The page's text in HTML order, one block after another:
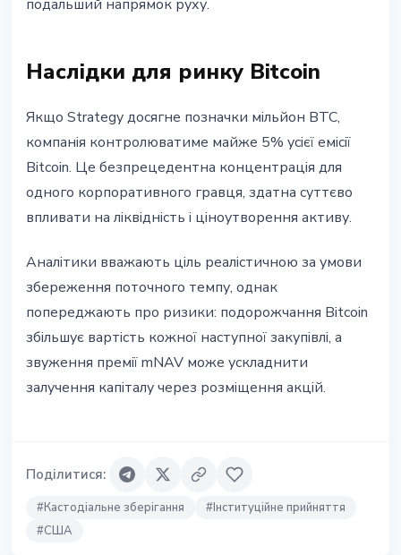
подальший напрямок руху.
Наслідки для ринку Bitcoin
Якщо Strategy досягне позначки мільйон BTC,
компанія контролюватиме майже 5% усієї емісії
Bitcoin. Це безпрецедентна концентрація для
одного корпоративного гравця, здатна суттєво
впливати на ліквідність і ціноутворення активу.
Аналітики вважають ціль реалістичною за умови
збереження поточного темпу, однак
попереджають про ризики: подорожчання Bitcoin
збільшує вартість кожної наступної закупівлі, а
звуження премії mNAV може ускладнити
залучення капіталу через розміщення акцій.
Поділитися:
#Кастодіальне зберігання #Інституційне прийняття
#США